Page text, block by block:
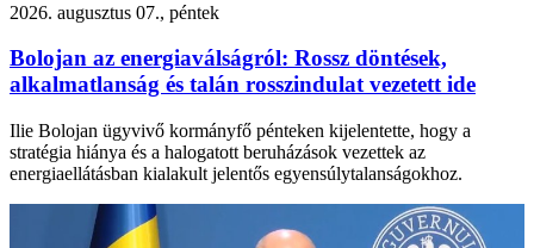
2026. augusztus 07., péntek
Bolojan az energiaválságról: Rossz döntések,
alkalmatlanság és talán rosszindulat vezetett ide
Ilie Bolojan ügyvivő kormányfő pénteken kijelentette, hogy a
stratégia hiánya és a halogatott beruházások vezettek az
energiaellátásban kialakult jelentős egyensúlytalanságokhoz.